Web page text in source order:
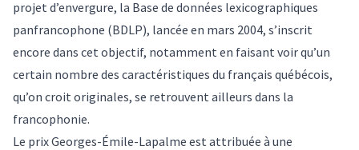
projet d’envergure, la Base de données lexicographiques
panfrancophone (BDLP), lancée en mars 2004, s’inscrit
encore dans cet objectif, notamment en faisant voir qu’un
certain nombre des caractéristiques du français québécois,
qu’on croit originales, se retrouvent ailleurs dans la
francophonie.
Le prix Georges-Émile-Lapalme est attribuée à une